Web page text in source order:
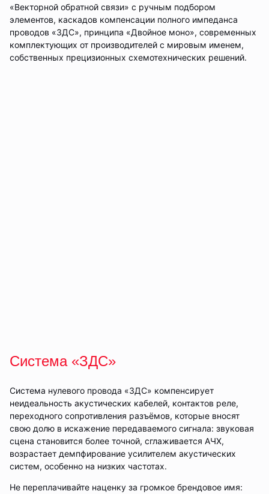
«Векторной обратной связи» с ручным подбором
элементов, каскадов компенсации полного импеданса
проводов «ЗДС», принципа «Двойное моно», современных
комплектующих от производителей с мировым именем,
собственных прецизионных схемотехнических решений.
Система «ЗДС»
Система нулевого провода «ЗДС» компенсирует
неидеальность акустических кабелей, контактов реле,
переходного сопротивления разъёмов, которые вносят
свою долю в искажение передаваемого сигнала: звуковая
сцена становится более точной, сглаживается АЧХ,
возрастает демпфирование усилителем акустических
систем, особенно на низких частотах.
Не переплачивайте наценку за громкое брендовое имя: